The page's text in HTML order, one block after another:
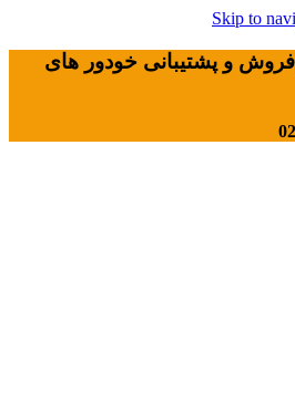
Skip to
و پشتیبانی خودور های